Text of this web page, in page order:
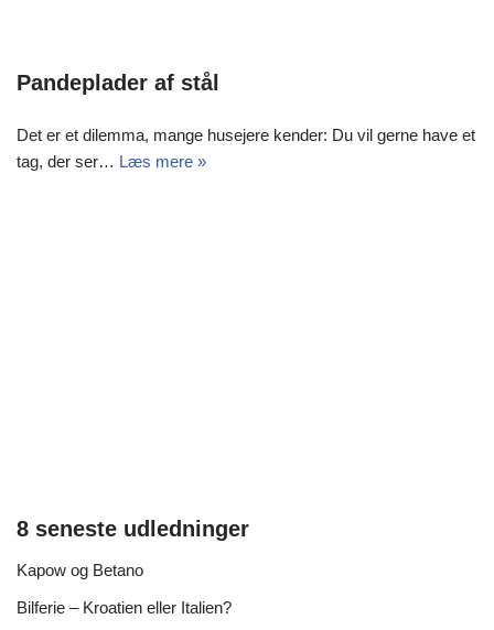
Pandeplader af stål
Det er et dilemma, mange husejere kender: Du vil gerne have et
tag, der ser… Læs mere »
8 seneste udledninger
Kapow og Betano
Bilferie – Kroatien eller Italien?